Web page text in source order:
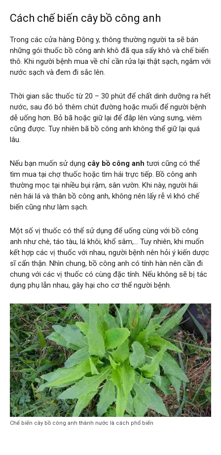
Cách chế biến cây bồ công anh
Trong các cửa hàng Đông y, thông thường người ta sẽ bán
những gói thuốc bồ công anh khô đã qua sấy khô và chế biến
thô. Khi người bệnh mua về chỉ cần rửa lại thật sạch, ngâm với
nước sạch và đem đi sắc lên.
Thời gian sắc thuốc từ 20 – 30 phút để chất dinh dưỡng ra hết
nước, sau đó bỏ thêm chút đường hoặc muối để người bệnh
dễ uống hơn. Bỏ bã hoặc giữ lại để đắp lên vùng sưng, viêm
cũng được. Tuy nhiên bã bồ công anh không thể giữ lại quá
lâu.
Nếu bạn muốn sử dụng cây bồ công anh tươi cũng có thể
tìm mua tại chợ thuốc hoặc tìm hái trực tiếp. Bồ công anh
thường mọc tại nhiều bụi rậm, sân vườn. Khi này, người hái
nên hái lá và thân bồ công anh, không nên lấy rễ vì khó chế
biến cũng như làm sạch.
Một số vị thuốc có thể sử dụng để uống cùng với bồ công
anh như chè, táo tàu, lá khôi, khổ sâm,… Tuy nhiên, khi muốn
kết hợp các vị thuốc với nhau, người bệnh nên hỏi ý kiến dược
sĩ cẩn thận. Nhìn chung, bồ công anh có tính hàn nên cần đi
chung với các vị thuốc có cùng đặc tính. Nếu không sẽ bị tác
dụng phụ lẫn nhau, gây hại cho cơ thể người bệnh.
Chế biến cây bồ công anh thành nước là cách phổ biến